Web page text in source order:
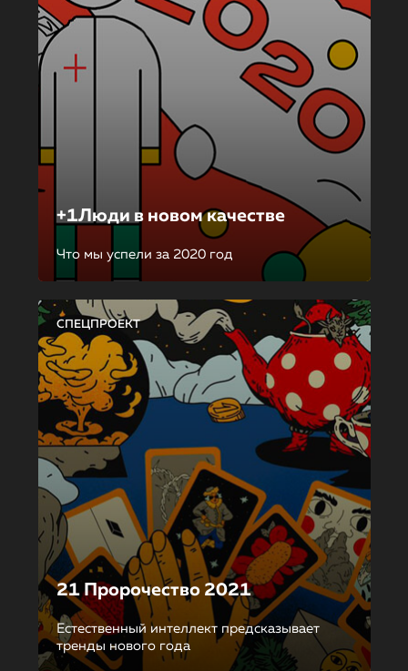
+1Люди в новом качестве
Что мы успели за 2020 год
СПЕЦПРОЕКТ
21 Пророчество 2021
Естественный интеллект предсказывает
тренды нового года